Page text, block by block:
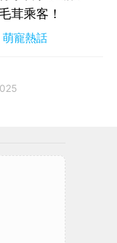
茸乘客！
萌寵熱話